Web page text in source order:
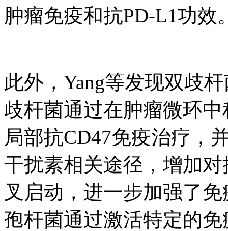
肿瘤免疫和抗PD-L1功效
此外，Yang等发现双歧
歧杆菌通过在肿瘤微环
局部抗CD47免疫治疗，
干扰素相关途径，增加
叉启动，进一步加强了
孢杆菌通过激活特定的